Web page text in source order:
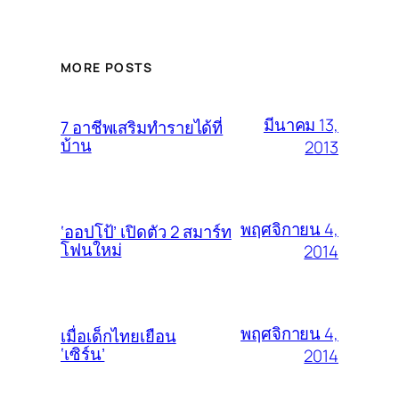
MORE POSTS
7 อาชีพเสริมทำรายได้ที่
บ้าน
มีนาคม 13,
2013
‘ออปโป้’ เปิดตัว 2 สมาร์ท
โฟนใหม่
พฤศจิกายน 4,
2014
เมื่อเด็กไทยเยือน
‘เซิร์น’
พฤศจิกายน 4,
2014